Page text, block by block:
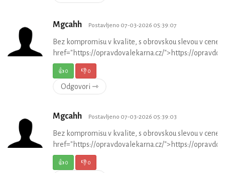
Mgcahh Postavljeno 07-03-2026 05:39:07
Bez kompromisu v kvalite, s obrovskou slevou v cene
href="https://opravdovalekarna.cz/">https://
👍0 👎0
Odgovori ⇾
Mgcahh Postavljeno 07-03-2026 05:39:03
Bez kompromisu v kvalite, s obrovskou slevou v cene
href="https://opravdovalekarna.cz/">https://
👍0 👎0